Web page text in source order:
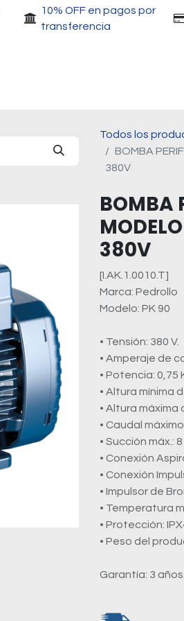
10% OFF en pagos por
transferencia
Todos los
BOMBA
380V
BOMBA
380V
[I.AK.1.0010.T]
Marca: Pedrollo
Modelo: PK 90
• Tensión: 380 V.
• Amperaje de
• Potencia: 0,75
• Altura mínima
• Altura máxima
• Caudal
• Succión máx.:
• Conexión
• Conexión
• Impulsor de
• Temperatura
• Protección:
• Peso del
Garantía: 3 años.